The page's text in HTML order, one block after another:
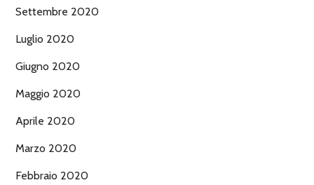
Settembre 2020
Luglio 2020
Giugno 2020
Maggio 2020
Aprile 2020
Marzo 2020
Febbraio 2020